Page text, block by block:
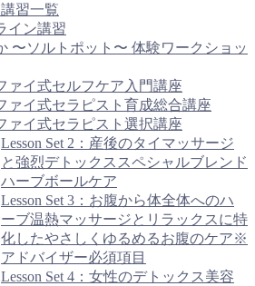
習一覧
イン講習
〜ソルトポット〜 体験ワークショッ
ァイ式セルフケア入門講座
ァイ式セラピスト育成総合講座
ァイ式セラピスト選択講座
Lesson Set 2：産後のタイマッサージ
と強烈デトックススペシャルブレンド
ハーブボールケア
Lesson Set 3：お腹から体全体へのハ
ーブ温熱マッサージとリラックスに特
化したやさしくゆるめるお腹のケア※
アドバイザー必須項目
Lesson Set 4：女性のデトックス美容